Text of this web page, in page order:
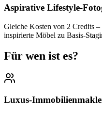
Aspirative Lifestyle-
Gleiche Kosten von 2 Credits
inspirierte Möbel zu Basis-
Für wen ist es?
Luxus-